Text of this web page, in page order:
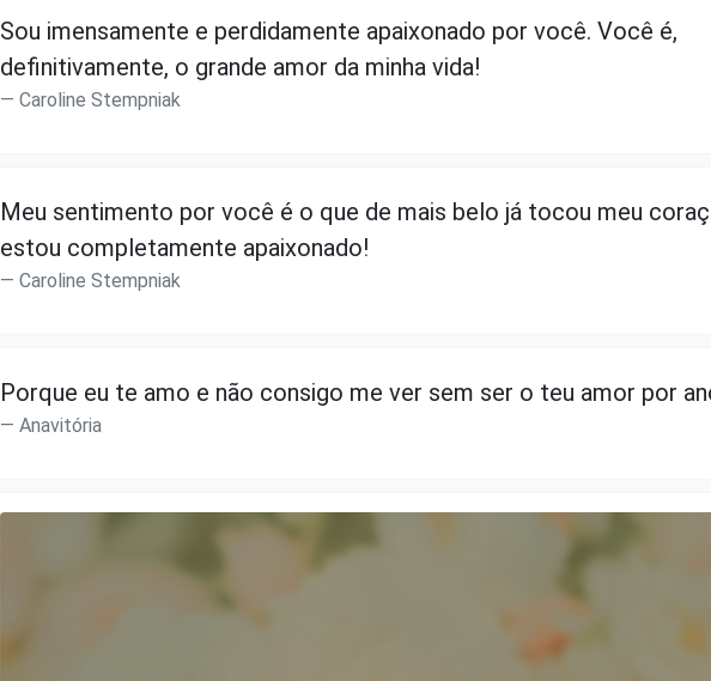
Sou imensamente e perdidamente apaixonado por você. Você é,
definitivamente, o grande amor da minha vida!
Caroline Stempniak
Meu sentimento por você é o que de mais belo já tocou meu
estou completamente apaixonado!
Caroline Stempniak
Porque eu te amo e não consigo me ver sem ser o teu amor por
Anavitória